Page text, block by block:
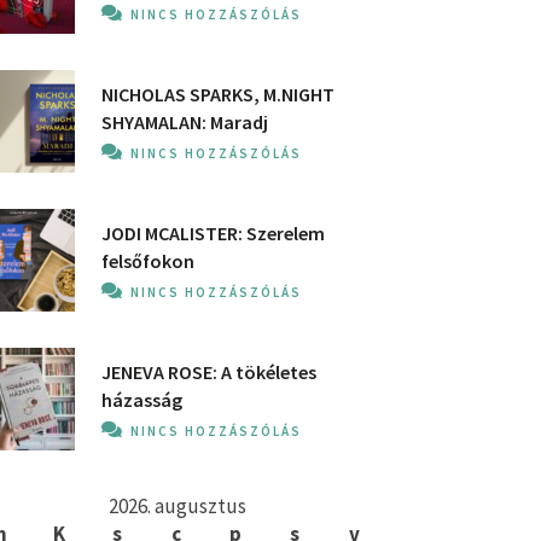
NINCS HOZZÁSZÓLÁS
NICHOLAS SPARKS, M.NIGHT
SHYAMALAN: Maradj
NINCS HOZZÁSZÓLÁS
JODI MCALISTER: Szerelem
felsőfokon
NINCS HOZZÁSZÓLÁS
JENEVA ROSE: A ​tökéletes
házasság
NINCS HOZZÁSZÓLÁS
2026. augusztus
K s c p s v